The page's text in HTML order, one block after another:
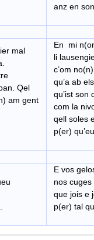
anz en
mal
Qel
am gent
En mi
li
c’om
qu’a ab
qu’ist son
com la
qell soles
p(er)
E vos
nos cuges
que jois e
p(er) tal